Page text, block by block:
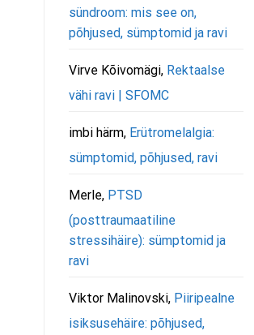
sündroom: mis see on,
põhjused, sümptomid ja ravi
Virve Kõivomägi, Rektaalse
vähi ravi | SFOMC
imbi härm, Erütromelalgia:
sümptomid, põhjused, ravi
Merle, PTSD
(posttraumaatiline
stressihäire): sümptomid ja
ravi
Viktor Malinovski, Piiripealne
isiksusehäire: põhjused,